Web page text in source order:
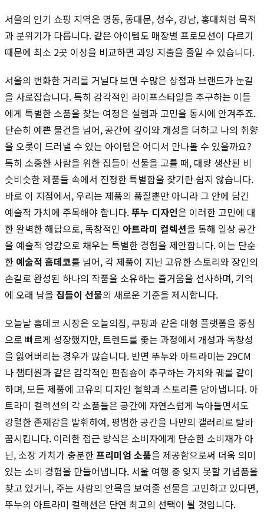
서울의 인기 쇼핑 지역은 명동, 동대문, 성수, 강남, 홍대처럼 목적
과 분위기가 다릅니다. 같은 아이템도 매장별 프로모션이 다르기
때문에 최소 2곳 이상을 비교하면 과잉 지출을 줄일 수 있습니다.
서울의 번화한 거리를 거닐다 보면 수많은 상점과 브랜드가 눈길
을 사로잡습니다. 특히 감각적인 라이프스타일을 추구하는 이들
에게 특별한 소품을 찾는 여정은 설렘과 고민을 동시에 안겨주죠.
단순히 예쁜 물건을 넘어, 공간에 깊이와 개성을 더하고 나의 취향
을 오롯이 드러낼 수 있는 아이템은 어디서 만나볼 수 있을까요?
특히 소중한 사람을 위한 집들이 선물을 고를 때, 대량 생산된 비
슷비슷한 제품들 속에서 진정한 특별함을 찾기란 쉽지 않습니다.
바로 이 지점에서, 우리는 제품의 품질뿐만 아니라 그 안에 담긴
예술적 가치에 주목해야 합니다.뚜누 디자인은 이러한 고민에 대
한 완벽한 해답으로, 독창적인 아트라미 컬렉션을 통해 일상 공간
을 예술적 영감으로 채우는 특별한 경험을 제안합니다. 이는 단순
한 예술적 홈데코를 넘어, 각 제품이 지닌 고유한 스토리와 장인의
손길로 완성된 하나의 작품을 소유하는 즐거움을 선사하며, 기억
에 오래 남을 집들이 선물의 새로운 기준을 제시합니다.
오늘날 홈데코 시장은 오늘의집, 쿠팡과 같은 대형 플랫폼을 중심
으로 빠르게 성장했지만, 트렌드를 좇는 과정에서 개성과 독창성
을 잃어버리는 경우가 많습니다. 반면 뚜누와 아트라미는 29CM
나 챕터원과 같은 감각적인 편집숍이 추구하는 가치와 궤를 같이
하며, 모든 제품에 고유의 디자인 철학과 스토리를 담아냅니다. 아
트라미 컬렉션의 각 소품들은 공간에 자연스럽게 녹아들면서도
강렬한 존재감을 발휘하여, 평범한 공간을 나만의 갤러리로 탈바
꿈시킵니다. 이러한 접근 방식은 소비자에게 단순한 소비재가 아
닌, 소장 가치가 충분한프리미엄 소품을 제공함으로써 더욱 의미
있는 소비 경험을 만들어냅니다. 서울 여행 중 잊지 못할 기념품을
찾고 있거나, 주는 사람의 안목을 보여줄 선물을 고민하고 있다면,
뚜누의 아트라미 컬렉션은 단연 최고의 선택이 될 것입니다.